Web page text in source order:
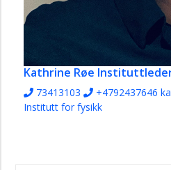
Kathrine Røe
73413103 +4792437646
Institutt for fysikk